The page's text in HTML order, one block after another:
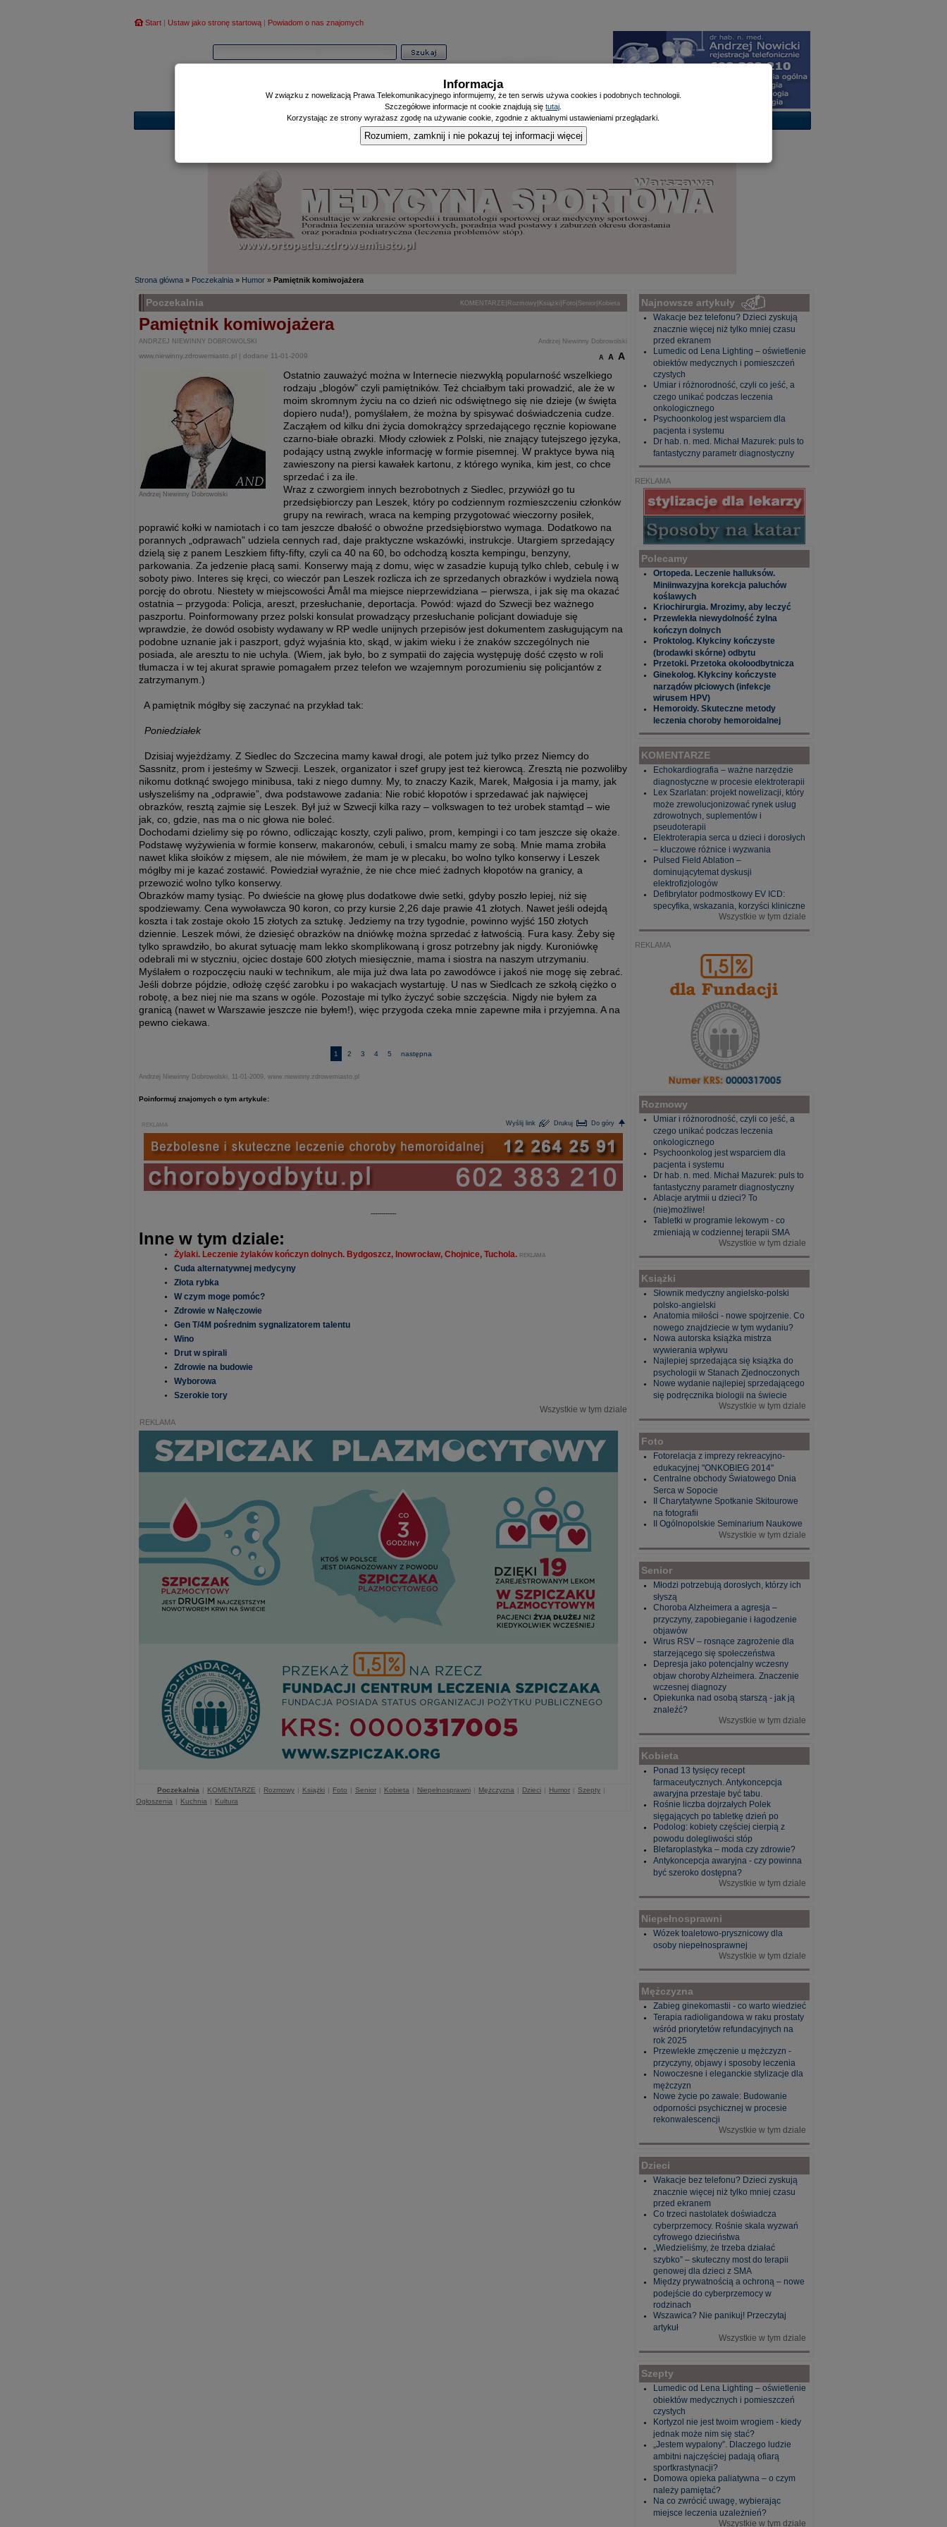
Start | Ustaw jako stronę startową | Powiadom o nas znajomych
Informator|Poczekalnia|Zdrowy Mieszczanin|Doniesienia Listonosza
Strona główna » Poczekalnia » Humor » Pamiętnik komiwojażera
Poczekalnia KOMENTARZE | Rozmowy | Książki | Foto| Senior| Kobieta
Pamiętnik komiwojażera
ANDRZEJ NIEWINNY DOBROWOLSKI Andrzej Niewinny Dobrowolski
www.niewinny.zdrowemiasto.pl | dodane 11-01-2009 A A A
Andrzej Niewinny Dobrowolski
Ostatnio zauważyć można w Internecie niezwykłą popularność wszelkiego
rodzaju „blogów” czyli pamiętników. Też chciałbym taki prowadzić, ale że w
moim skromnym życiu na co dzień nic odświętnego się nie dzieje (w święta
dopiero nuda!), pomyślałem, że można by spisywać doświadczenia cudze.
Zacząłem od kilku dni życia domokrążcy sprzedającego ręcznie kopiowane
czarno-białe obrazki. Młody człowiek z Polski, nie znający tutejszego języka,
podający ustną zwykle informację w formie pisemnej. W praktyce bywa nią
zawieszony na piersi kawałek kartonu, z którego wynika, kim jest, co chce
sprzedać i za ile.
Wraz z czworgiem innych bezrobotnych z Siedlec, przywiózł go tu
przedsiębiorczy pan Leszek, który po codziennym rozmieszczeniu członków
grupy na rewirach, wraca na kemping przygotować wieczorny posiłek,
poprawić kołki w namiotach i co tam jeszcze dbałość o obwoźne przedsiębiorstwo wymaga. Dodatkowo na
porannych „odprawach” udziela cennych rad, daje praktyczne wskazówki, instrukcje. Utargiem sprzedający
dzielą się z panem Leszkiem fifty-fifty, czyli ca 40 na 60, bo odchodzą koszta kempingu, benzyny,
parkowania. Za jedzenie płacą sami. Konserwy mają z domu, więc w zasadzie kupują tylko chleb, cebulę i w
soboty piwo. Interes się kręci, co wieczór pan Leszek rozlicza ich ze sprzedanych obrazków i wydziela nową
porcję do obrotu. Niestety w miejscowości Åmål ma miejsce nieprzewidziana – pierwsza, i jak się ma okazać
ostatnia – przygoda: Policja, areszt, przesłuchanie, deportacja. Powód: wjazd do Szwecji bez ważnego
paszportu. Poinformowany przez polski konsulat prowadzący przesłuchanie policjant dowiaduje się
wprawdzie, że dowód osobisty wydawany w RP wedle unijnych przepisów jest dokumentem zasługującym na
podobne uznanie jak i paszport, gdyż wyjaśnia kto, skąd, w jakim wieku i że znaków szczególnych nie
posiada, ale aresztu to nie uchyla. (Wiem, jak było, bo z sympatii do zajęcia występuję dość często w roli
tłumacza i w tej akurat sprawie pomagałem przez telefon we wzajemnym porozumieniu się policjantów z
zatrzymanym.)
A pamiętnik mógłby się zaczynać na przykład tak:
Poniedziałek
Dzisiaj wyjeżdżamy. Z Siedlec do Szczecina mamy kawał drogi, ale potem już tylko przez Niemcy do
Sassnitz, prom i jesteśmy w Szwecji. Leszek, organizator i szef grupy jest też kierowcą. Zresztą nie pozwoliłby
nikomu dotknąć swojego minibusa, taki z niego dumny. My, to znaczy Kazik, Marek, Małgosia i ja mamy, jak
usłyszeliśmy na „odprawie”, dwa podstawowe zadania: Nie robić kłopotów i sprzedawać jak najwięcej
obrazków, resztą zajmie się Leszek. Był już w Szwecji kilka razy – volkswagen to też urobek stamtąd – wie
jak, co, gdzie, nas ma o nic głowa nie boleć.
Dochodami dzielimy się po równo, odliczając koszty, czyli paliwo, prom, kempingi i co tam jeszcze się okaże.
Podstawę wyżywienia w formie konserw, makaronów, cebuli, i smalcu mamy ze sobą. Mnie mama zrobiła
nawet klika słoików z mięsem, ale nie mówiłem, że mam je w plecaku, bo wolno tylko konserwy i Leszek
mógłby mi je kazać zostawić. Powiedział wyraźnie, że nie chce mieć żadnych kłopotów na granicy, a
przewozić wolno tylko konserwy.
Obrazków mamy tysiąc. Po dwieście na głowę plus dodatkowe dwie setki, gdyby poszło lepiej, niż się
spodziewamy. Cena wywoławcza 90 koron, co przy kursie 2,26 daje prawie 41 złotych. Nawet jeśli odejdą
koszta i tak zostaje około 15 złotych za sztukę. Jedziemy na trzy tygodnie, powinno wyjść 150 złotych
dziennie. Leszek mówi, że dziesięć obrazków na dniówkę można sprzedać z łatwością. Fura kasy. Żeby się
tylko sprawdziło, bo akurat sytuację mam lekko skomplikowaną i grosz potrzebny jak nigdy. Kuroniówkę
odebrali mi w styczniu, ojciec dostaje 600 złotych miesięcznie, mama i siostra na naszym utrzymaniu.
Myślałem o rozpoczęciu nauki w technikum, ale mija już dwa lata po zawodówce i jakoś nie mogę się zebrać.
Jeśli dobrze pójdzie, odłożę część zarobku i po wakacjach wystartuję. U nas w Siedlcach ze szkołą ciężko o
robotę, a bez niej nie ma szans w ogóle. Pozostaje mi tylko życzyć sobie szczęścia. Nigdy nie byłem za
granicą (nawet w Warszawie jeszcze nie byłem!), więc przygoda czeka mnie zapewne miła i przyjemna. A na
pewno ciekawa.
1 2 3 4 5 następna
Andrzej Niewinny Dobrowolski, 11-01-2009, www.niewinny.zdrowemiasto.pl
Poinformuj znajomych o tym artykule:
Wyślij link Drukuj Do góry
REKLAMA
------------
Inne w tym dziale:
Żylaki. Leczenie żylaków kończyn dolnych. Bydgoszcz, Inowrocław, Chojnice, Tuchola. REKLAMA
Cuda alternatywnej medycyny
Złota rybka
W czym moge pomóc?
Zdrowie w Nałęczowie
Gen T/4M pośrednim sygnalizatorem talentu
Wino
Drut w spirali
Zdrowie na budowie
Wyborowa
Szerokie tory
Wszystkie w tym dziale
REKLAMA
Poczekalnia | KOMENTARZE | Rozmowy | Książki | Foto | Senior | Kobieta | Niepełnosprawni | Mężczyzna | Dzieci | Humor | Szepty |
Ogłoszenia | Kuchnia | Kultura
Najnowsze artykuły
Wakacje bez telefonu? Dzieci zyskują
znacznie więcej niż tylko mniej czasu
przed ekranem
Lumedic od Lena Lighting – oświetlenie
obiektów medycznych i pomieszczeń
czystych
Umiar i różnorodność, czyli co jeść, a
czego unikać podczas leczenia
onkologicznego
Psychoonkolog jest wsparciem dla
pacjenta i systemu
Dr hab. n. med. Michał Mazurek: puls to
fantastyczny parametr diagnostyczny
REKLAMA
Polecamy
Ortopeda. Leczenie halluksów.
Miniinwazyjna korekcja paluchów
koślawych
Kriochirurgia. Mrozimy, aby leczyć
Przewlekła niewydolność żylna
kończyn dolnych
Proktolog. Kłykciny kończyste
(brodawki skórne) odbytu
Przetoki. Przetoka okołoodbytnicza
Ginekolog. Kłykciny kończyste
narządów płciowych (infekcje
wirusem HPV)
Hemoroidy. Skuteczne metody
leczenia choroby hemoroidalnej
KOMENTARZE
Echokardiografia – ważne narzędzie
diagnostyczne w procesie elektroterapii
Lex Szarlatan: projekt nowelizacji, który
może zrewolucjonizować rynek usług
zdrowotnych, suplementów i
pseudoterapii
Elektroterapia serca u dzieci i dorosłych
– kluczowe różnice i wyzwania
Pulsed Field Ablation –
dominującytemat dyskusji
elektrofizjologów
Defibrylator podmostkowy EV ICD:
specyfika, wskazania, korzyści kliniczne
Wszystkie w tym dziale
REKLAMA
Rozmowy
Umiar i różnorodność, czyli co jeść, a
czego unikać podczas leczenia
onkologicznego
Psychoonkolog jest wsparciem dla
pacjenta i systemu
Dr hab. n. med. Michał Mazurek: puls to
fantastyczny parametr diagnostyczny
Ablacje arytmii u dzieci? To
(nie)możliwe!
Tabletki w programie lekowym - co
zmieniają w codziennej terapii SMA
Wszystkie w tym dziale
Książki
Słownik medyczny angielsko-polski
polsko-angielski
Anatomia miłości - nowe spojrzenie. Co
nowego znajdziecie w tym wydaniu?
Nowa autorska książka mistrza
wywierania wpływu
Najlepiej sprzedająca się książka do
psychologii w Stanach Zjednoczonych
Nowe wydanie najlepiej sprzedającego
się podręcznika biologii na świecie
Wszystkie w tym dziale
Foto
Fotorelacja z imprezy rekreacyjno-
edukacyjnej "ONKOBIEG 2014"
Centralne obchody Światowego Dnia
Serca w Sopocie
II Charytatywne Spotkanie Skitourowe
na fotografii
II Ogólnopolskie Seminarium Naukowe
Wszystkie w tym dziale
Senior
Młodzi potrzebują dorosłych, którzy ich
słyszą
Choroba Alzheimera a agresja –
przyczyny, zapobieganie i łagodzenie
objawów
Wirus RSV – rosnące zagrożenie dla
starzejącego się społeczeństwa
Depresja jako potencjalny wczesny
objaw choroby Alzheimera. Znaczenie
wczesnej diagnozy
Opiekunka nad osobą starszą - jak ją
znaleźć?
Wszystkie w tym dziale
Kobieta
Ponad 13 tysięcy recept
farmaceutycznych. Antykoncepcja
awaryjna przestaje być tabu.
Rośnie liczba dojrzałych Polek
sięgających po tabletkę dzień po
Podolog: kobiety częściej cierpią z
powodu dolegliwości stóp
Blefaroplastyka – moda czy zdrowie?
Antykoncepcja awaryjna - czy powinna
być szeroko dostępna?
Wszystkie w tym dziale
Niepełnosprawni
Wózek toaletowo-prysznicowy dla
osoby niepełnosprawnej
Wszystkie w tym dziale
Mężczyzna
Zabieg ginekomastii - co warto wiedzieć
Terapia radioligandowa w raku prostaty
wśród priorytetów refundacyjnych na
rok 2025
Przewlekłe zmęczenie u mężczyzn -
przyczyny, objawy i sposoby leczenia
Nowoczesne i eleganckie stylizacje dla
mężczyzn
Nowe życie po zawale: Budowanie
odporności psychicznej w procesie
rekonwalescencji
Wszystkie w tym dziale
Dzieci
Wakacje bez telefonu? Dzieci zyskują
znacznie więcej niż tylko mniej czasu
przed ekranem
Co trzeci nastolatek doświadcza
cyberprzemocy. Rośnie skala wyzwań
cyfrowego dzieciństwa
„Wiedzieliśmy, że trzeba działać
szybko” – skuteczny most do terapii
genowej dla dzieci z SMA
Między prywatnością a ochroną – nowe
podejście do cyberprzemocy w
rodzinach
Wszawica? Nie panikuj! Przeczytaj
artykuł
Wszystkie w tym dziale
Szepty
Lumedic od Lena Lighting – oświetlenie
obiektów medycznych i pomieszczeń
czystych
Kortyzol nie jest twoim wrogiem - kiedy
jednak może nim się stać?
„Jestem wypalony”. Dlaczego ludzie
ambitni najczęściej padają ofiarą
sportkrastynacji?
Domowa opieka paliatywna – o czym
należy pamiętać?
Na co zwrócić uwagę, wybierając
miejsce leczenia uzależnień?
Wszystkie w tym dziale
Informacja
W związku z nowelizacją Prawa Telekomunikacyjnego informujemy, że ten serwis używa cookies i podobnych technologii.
Szczegółowe informacje nt cookie znajdują siętutaj
Korzystając ze strony wyrażasz zgodę na używanie cookie, zgodnie z aktualnymi ustawieniami przeglądarki.
Rozumiem, zamknij i nie pokazuj tej informacji więcej